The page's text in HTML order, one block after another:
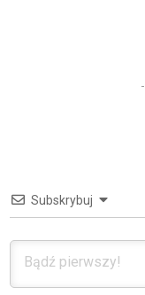
Subskrybuj